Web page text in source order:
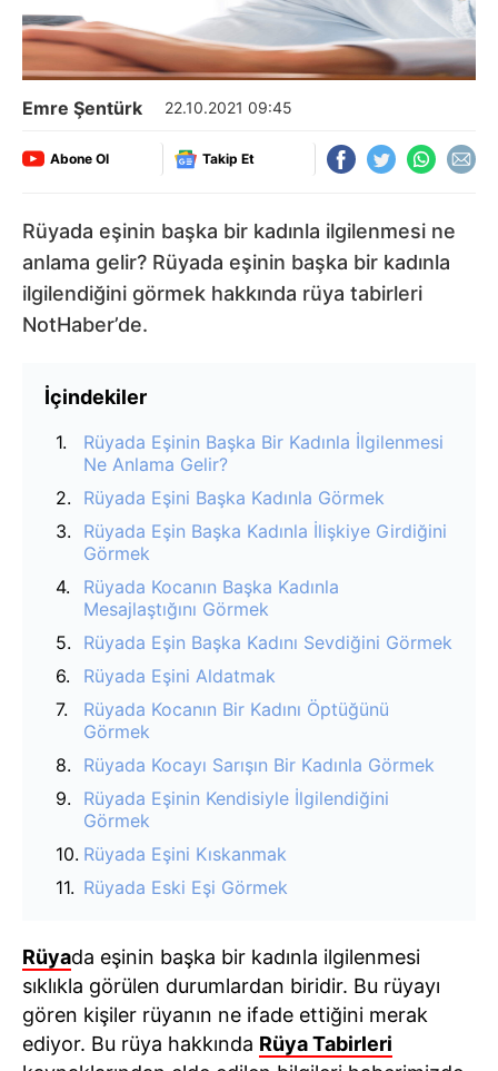
Emre Şentürk 22.10.2021 09:45
Abone Ol Takip Et
Rüyada eşinin başka bir kadınla ilgilenmesi ne
anlama gelir? Rüyada eşinin başka bir kadınla
ilgilendiğini görmek hakkında rüya tabirleri
NotHaber’de.
İçindekiler
Rüyada Eşinin Başka Bir Kadınla İlgilenmesi
Ne Anlama Gelir?
Rüyada Eşini Başka Kadınla Görmek
Rüyada Eşin Başka Kadınla İlişkiye Girdiğini
Görmek
Rüyada Kocanın Başka Kadınla
Mesajlaştığını Görmek
Rüyada Eşin Başka Kadını Sevdiğini Görmek
Rüyada Eşini Aldatmak
Rüyada Kocanın Bir Kadını Öptüğünü
Görmek
Rüyada Kocayı Sarışın Bir Kadınla Görmek
Rüyada Eşinin Kendisiyle İlgilendiğini
Görmek
Rüyada Eşini Kıskanmak
Rüyada Eski Eşi Görmek
Rüyada eşinin başka bir kadınla ilgilenmesi
sıklıkla görülen durumlardan biridir. Bu rüyayı
gören kişiler rüyanın ne ifade ettiğini merak
ediyor. Bu rüya hakkında Rüya Tabirleri